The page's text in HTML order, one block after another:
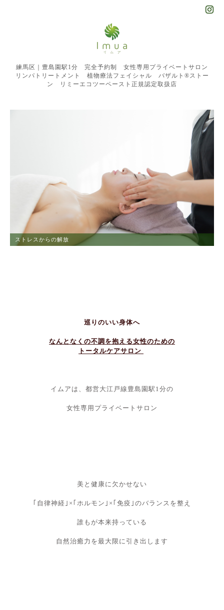
練馬区｜豊島園駅1分 完全予約制 女性専用プライベートサロン
リンパトリートメント 植物療法フェイシャル バザルト®︎ストー
ン リミーエコツーペースト正規認定取扱店
ストレスからの解放
巡りのいい身体へ
なんとなくの不調を抱える女性のための
トータルケアサロン
イムアは、都営大江戸線豊島園駅1分の
女性専用プライベートサロン
美と健康に欠かせない
｢自律神経｣×｢ホルモン｣×｢免疫｣のバランスを整え
誰もが本来持っている
自然治癒力を最大限に引き出します